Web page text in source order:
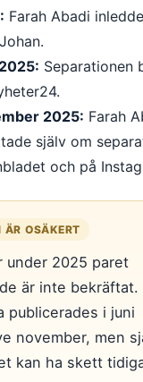
Farah Abadi
Separationen
2025: Farah
själv om
och på
ÄR OSÄKERT
under 2025 paret
är inte bekräftat.
publicerades i juni
november, men
kan ha skett